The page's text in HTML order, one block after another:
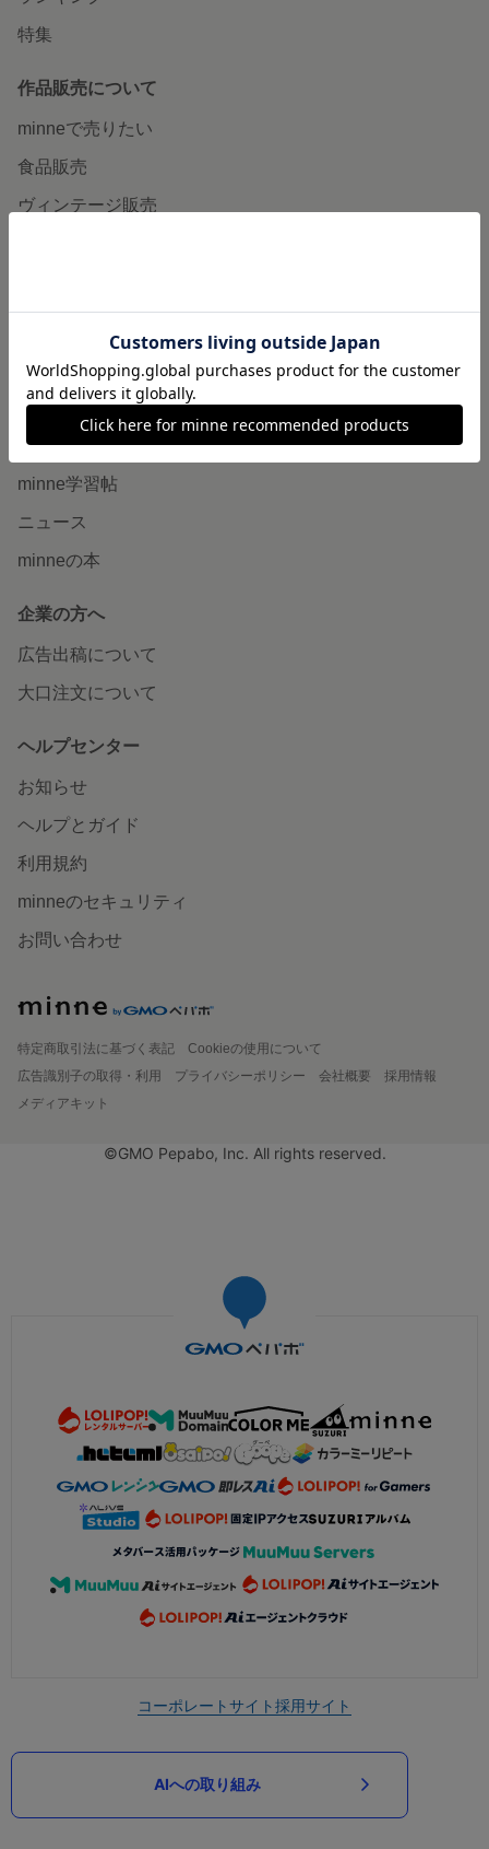
特集
作品販売について
minneで売りたい
食品販売
ヴィンテージ販売
minne LAB
販売支援企画・イベント
読みもの
minneとものづくりと
minne学習帖
ニュース
minneの本
企業の方へ
広告出稿について
大口注文について
ヘルプセンター
お知らせ
ヘルプとガイド
利用規約
minneのセキュリティ
お問い合わせ
特定商取引法に基づく表記
Cookieの使用について
広告識別子の取得・利用
プライバシーポリシー 会社概要
採用情報
メディアキット
©GMO Pepabo, Inc. All rights reserved.
コーポレートサイト採用サイト
AIへの取り組み